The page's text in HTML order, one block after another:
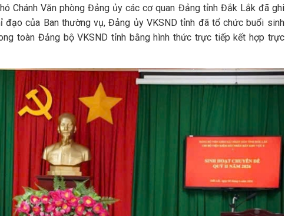
Chánh Văn phòng Đảng ủy các cơ quan Đảng tỉnh Đắk Lắk đã ghi
đạo của Ban thường vụ, Đảng ủy VKSND tỉnh đã tổ chức buổi sinh
toàn Đảng bộ VKSND tỉnh bằng hình thức trực tiếp kết hợp trực